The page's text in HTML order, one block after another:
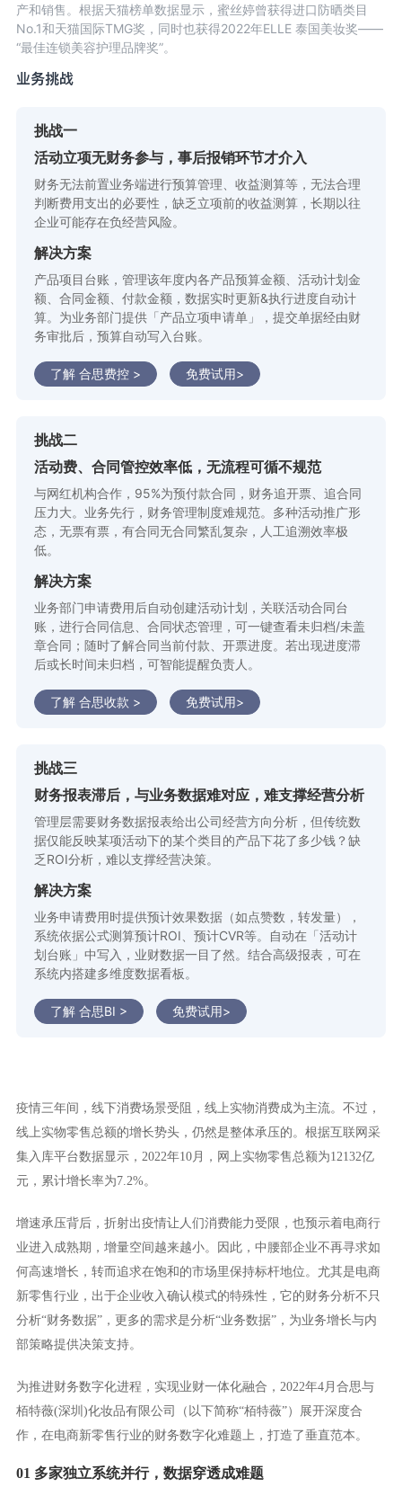
产和销售。根据天猫榜单数据显示，蜜丝婷曾获得进口防晒类目
No.1和天猫国际TMG奖，同时也获得2022年ELLE 泰国美妆奖——
“最佳连锁美容护理品牌奖”。
业务挑战
挑战一
活动立项无财务参与，事后报销环节才介入
财务无法前置业务端进行预算管理、收益测算等，无法合理
判断费用支出的必要性，缺乏立项前的收益测算，长期以往
企业可能存在负经营风险。
解决方案
产品项目台账，管理该年度内各产品预算金额、活动计划金
额、合同金额、付款金额，数据实时更新&执行进度自动计
算。为业务部门提供「产品立项申请单」，提交单据经由财
务审批后，预算自动写入台账。
了解 合思费控 > 免费试用>
挑战二
活动费、合同管控效率低，无流程可循不规范
与网红机构合作，95%为预付款合同，财务追开票、追合同
压力大。业务先行，财务管理制度难规范。多种活动推广形
态，无票有票，有合同无合同繁乱复杂，人工追溯效率极
低。
解决方案
业务部门申请费用后自动创建活动计划，关联活动合同台
账，进行合同信息、合同状态管理，可一键查看未归档/未盖
章合同；随时了解合同当前付款、开票进度。若出现进度滞
后或长时间未归档，可智能提醒负责人。
了解 合思收款 > 免费试用>
挑战三
财务报表滞后，与业务数据难对应，难支撑经营分析
管理层需要财务数据报表给出公司经营方向分析，但传统数
据仅能反映某项活动下的某个类目的产品下花了多少钱？缺
乏ROI分析，难以支撑经营决策。
解决方案
业务申请费用时提供预计效果数据（如点赞数，转发量），
系统依据公式测算预计ROI、预计CVR等。自动在「活动计
划台账」中写入，业财数据一目了然。结合高级报表，可在
系统内搭建多维度数据看板。
了解 合思BI > 免费试用>
疫情三年间，线下消费场景受阻，线上实物消费成为主流。不过，
线上实物零售总额的增长势头，仍然是整体承压的。根据互联网采
集入库平台数据显示，2022年10月，网上实物零售总额为12132亿
元，累计增长率为7.2%。
增速承压背后，折射出疫情让人们消费能力受限，也预示着电商行
业进入成熟期，增量空间越来越小。因此，中腰部企业不再寻求如
何高速增长，转而追求在饱和的市场里保持标杆地位。尤其是电商
新零售行业，出于企业收入确认模式的特殊性，它的财务分析不只
分析“财务数据”，更多的需求是分析“业务数据”，为业务增长与内
部策略提供决策支持。
为推进财务数字化进程，实现业财一体化融合，2022年4月合思与
栢特薇(深圳)化妆品有限公司（以下简称“栢特薇”）展开深度合
作，在电商新零售行业的财务数字化难题上，打造了垂直范本。
01 多家独立系统并行，数据穿透成难题